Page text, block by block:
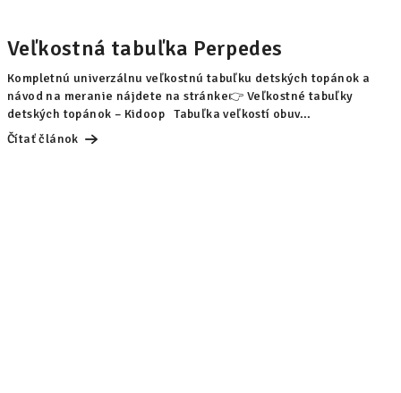
Veľkostná tabuľka Perpedes
Kompletnú univerzálnu veľkostnú tabuľku detských topánok a
návod na meranie nájdete na stránke👉 Veľkostné tabuľky
detských topánok – Kidoop Tabuľka veľkostí obuv...
Čítať článok